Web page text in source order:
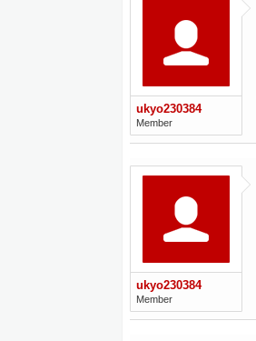
ukyo230384
Member
ukyo230384
Member